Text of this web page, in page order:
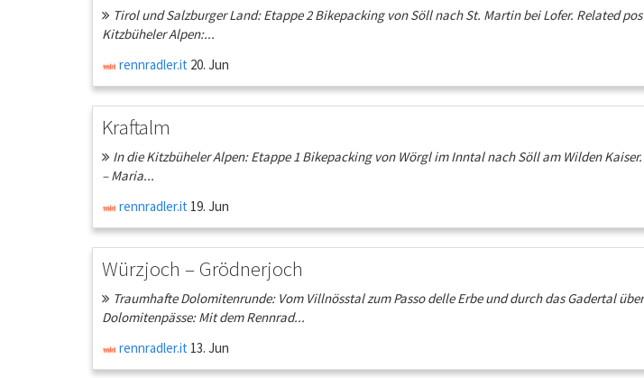
Tirol und Salzburger Land: Etappe 2 Bikepacking von Söll nach St. Martin bei Lofer. Related
Kitzbüheler Alpen:...
rennradler.it 20. Jun
Kraftalm
In die Kitzbüheler Alpen: Etappe 1 Bikepacking von Wörgl im Inntal nach Söll am Wilden
– Maria...
rennradler.it 19. Jun
Würzjoch – Grödnerjoch
Traumhafte Dolomitenrunde: Vom Villnösstal zum Passo delle Erbe und durch das Gadertal
Dolomitenpässe: Mit dem Rennrad...
rennradler.it 13. Jun